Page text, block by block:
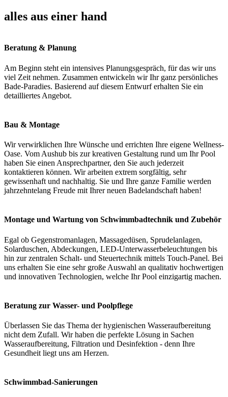
alles aus einer hand
Beratung & Planung
Am Beginn steht ein intensives Planungsgespräch, für das wir uns
viel Zeit nehmen. Zusammen entwickeln wir Ihr ganz persönliches
Bade-Paradies. Basierend auf diesem Entwurf erhalten Sie ein
detailliertes Angebot.
Bau & Montage
Wir verwirklichen Ihre Wünsche und errichten Ihre eigene Wellness-
Oase. Vom Aushub bis zur kreativen Gestaltung rund um Ihr Pool
haben Sie einen Ansprechpartner, den Sie auch jederzeit
kontaktieren können. Wir arbeiten extrem sorgfältig, sehr
gewissenhaft und nachhaltig. Sie und Ihre ganze Familie werden
jahrzehntelang Freude mit Ihrer neuen Badelandschaft haben!
Montage und Wartung von Schwimmbadtechnik und Zubehör
Egal ob Gegenstromanlagen, Massagedüsen, Sprudelanlagen,
Solarduschen, Abdeckungen, LED-Unterwasserbeleuchtungen bis
hin zur zentralen Schalt- und Steuertechnik mittels Touch-Panel. Bei
uns erhalten Sie eine sehr große Auswahl an qualitativ hochwertigen
und innovativen Technologien, welche Ihr Pool einzigartig machen.
Beratung zur Wasser- und Poolpflege
Überlassen Sie das Thema der hygienischen Wasseraufbereitung
nicht dem Zufall. Wir haben die perfekte Lösung in Sachen
Wasseraufbereitung, Filtration und Desinfektion - denn Ihre
Gesundheit liegt uns am Herzen.
Schwimmbad-Sanierungen